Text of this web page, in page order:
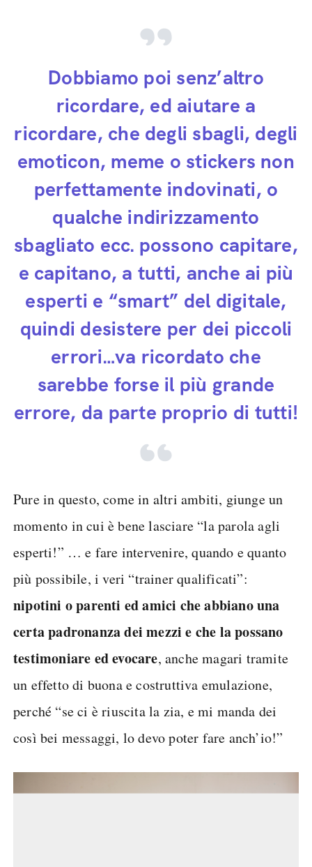
Dobbiamo poi senz’altro
ricordare, ed aiutare a
ricordare, che degli sbagli, degli
emoticon, meme o stickers non
perfettamente indovinati, o
qualche indirizzamento
sbagliato ecc. possono capitare,
e capitano, a tutti, anche ai più
esperti e “smart” del digitale,
quindi desistere per dei piccoli
errori…va ricordato che
sarebbe forse il più grande
errore, da parte proprio di tutti!
Pure in questo, come in altri ambiti, giunge un
momento in cui è bene lasciare “la parola agli
esperti!” … e fare intervenire, quando e quanto
più possibile, i veri “trainer qualificati”:
nipotini o parenti ed amici che abbiano una
certa padronanza dei mezzi e che la possano
testimoniare ed evocare, anche magari tramite
un effetto di buona e costruttiva emulazione,
perché “se ci è riuscita la zia, e mi manda dei
così bei messaggi, lo devo poter fare anch’io!”